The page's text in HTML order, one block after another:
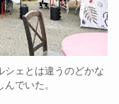
シェとは違うのどかな
でいた。